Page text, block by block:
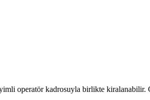
operatör kadrosuyla birlikte